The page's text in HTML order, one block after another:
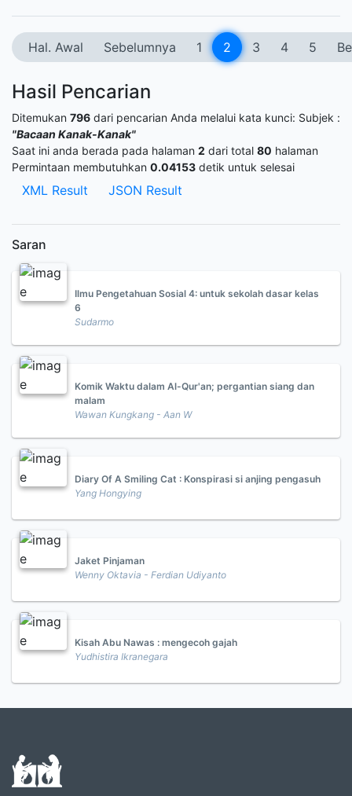
Hal. Awal Sebelumnya 1 2 3 4 5
Hasil Pencarian
Ditemukan 796 dari pencarian Anda melalui kata kunci: Subjek :
"Bacaan Kanak-Kanak"
Saat ini anda berada pada halaman 2 dari total 80 halaman
Permintaan membutuhkan 0.04153 detik untuk selesai
XML Result JSON Result
Saran
Ilmu Pengetahuan Sosial 4: untuk sekolah dasar kelas
6
Sudarmo
Komik Waktu dalam Al-Qur'an; pergantian siang dan
malam
Wawan Kungkang - Aan W
Diary Of A Smiling Cat : Konspirasi si anjing pengasuh
Yang Hongying
Jaket Pinjaman
Wenny Oktavia - Ferdian Udiyanto
Kisah Abu Nawas : mengecoh gajah
Yudhistira Ikranegara